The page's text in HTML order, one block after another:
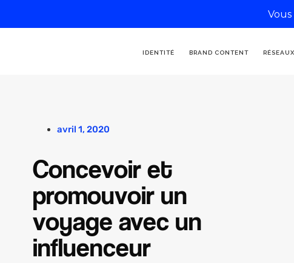
IDENTITÉ BRAND CONTENT
avril 1, 2020
Concevoir et
promouvoir un
voyage avec un
influenceur